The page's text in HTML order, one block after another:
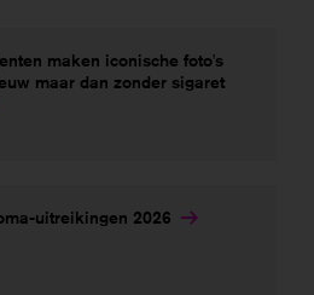
maken iconische foto's
maar dan zonder sigaret
uitreikingen 2026
zodat we het gebruik
en deze kunnen
sommige functies